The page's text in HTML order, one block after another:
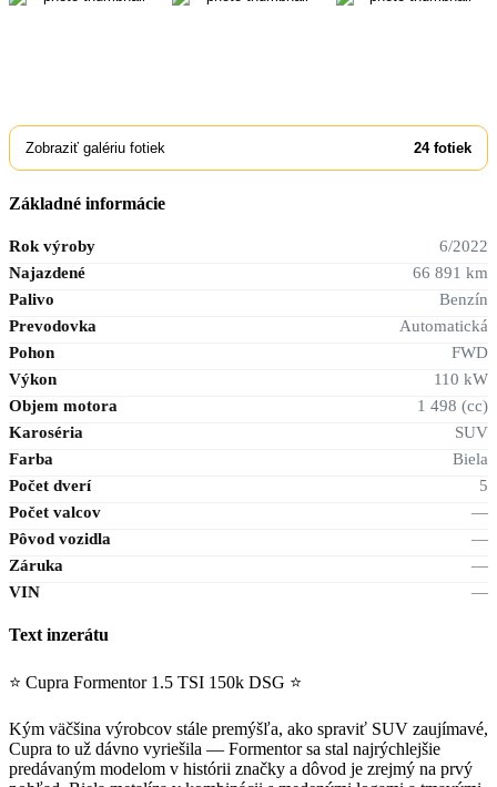
Zobraziť galériu fotiek 24 fotiek
Základné informácie
Rok výroby
6/2022
Najazdené
66 891 km
Palivo
Benzín
Prevodovka
Automatická
Pohon
FWD
Výkon
110 kW
Objem motora
1 498 (cc)
Karoséria
SUV
Farba
Biela
Počet dverí
5
Počet valcov
—
Pôvod vozidla
—
Záruka
—
VIN
—
Text inzerátu
⭐ Cupra Formentor 1.5 TSI 150k DSG ⭐
Kým väčšina výrobcov stále premýšľa, ako spraviť SUV zaujímavé,
Cupra to už dávno vyriešila — Formentor sa stal najrýchlejšie
predávaným modelom v histórii značky a dôvod je zrejmý na prvý